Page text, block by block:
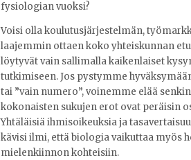
fysiologian vuoksi?
Voisi olla koulutusjärjestelmän,
laajemmin ottaen koko yhteiskunnan
löytyvät vain sallimalla kaikenlaiset
tutkimiseen. Jos pystymme
tai ”vain numero”, voinemme elää
kokonaisten sukujen erot ovat peräisin
Yhtäläisiä ihmisoikeuksia ja
kävisi ilmi, että biologia vaikuttaa myös
mielenkiinnon kohteisiin.